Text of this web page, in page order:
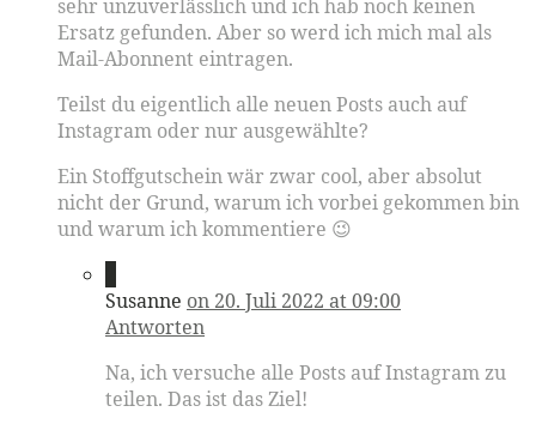
sehr unzuverlässlich und ich hab noch keinen
Ersatz gefunden. Aber so werd ich mich mal als
Mail-Abonnent eintragen.
Teilst du eigentlich alle neuen Posts auch auf
Instagram oder nur ausgewählte?
Ein Stoffgutschein wär zwar cool, aber absolut
nicht der Grund, warum ich vorbei gekommen bin
und warum ich kommentiere 😉
Susanne on 20. Juli 2022 at 09:00
Antworten
Na, ich versuche alle Posts auf Instagram zu
teilen. Das ist das Ziel!